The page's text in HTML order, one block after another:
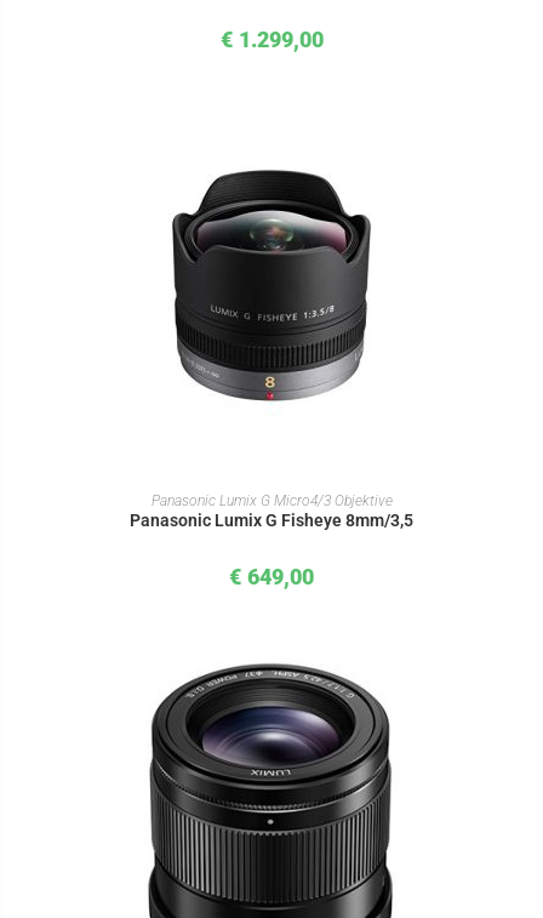
€ 1.299,00
IN DEN WARENKORB
Panasonic Lumix G Micro4/3 Objektive
Panasonic Lumix G Fisheye 8mm/3,5
€ 649,00